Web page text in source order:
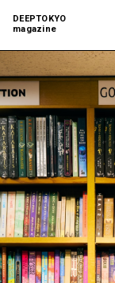
DEEPTOKYO
magazine